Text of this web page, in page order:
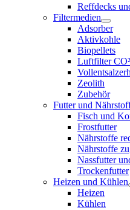
Reffdecks
Filtermedien
Adsorber
Aktivkohle
Biopellets
Luftfilter CO²
Zeolith
Zubehör
Futter und
Fisch und
Frostfutter
Nährstoffe
Nährstoffe
Nassfutter
Trockenfutter
Heizen und Kühlen
Heizen
Kühlen